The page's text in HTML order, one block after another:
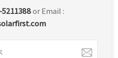
or Email :